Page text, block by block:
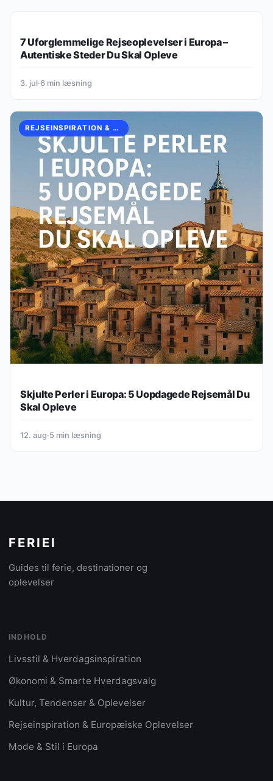
7 Uforglemmelige Rejseoplevelser i Europa –
Autentiske Steder Du Skal Opleve
3. jul·6 min læsning
REJSEINSPIRATION & EUROPÆISKE OPLEVELSER
Skjulte Perler i Europa: 5 Uopdagede Rejsemål Du
Skal Opleve
12. aug·5 min læsning
FERIEI
Guides til ferie, destinationer og
oplevelser
INDHOLD
Livsstil & Hverdagsinspiration
Økonomi & Smarte Hverdagsvalg
Kultur, Tendenser & Oplevelser
Rejseinspiration & Europæiske Oplevelser
Mode & Stil i Europa